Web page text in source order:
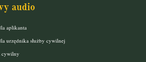
audio
aplikanta
urzędnika służby cywilnej
cywilny